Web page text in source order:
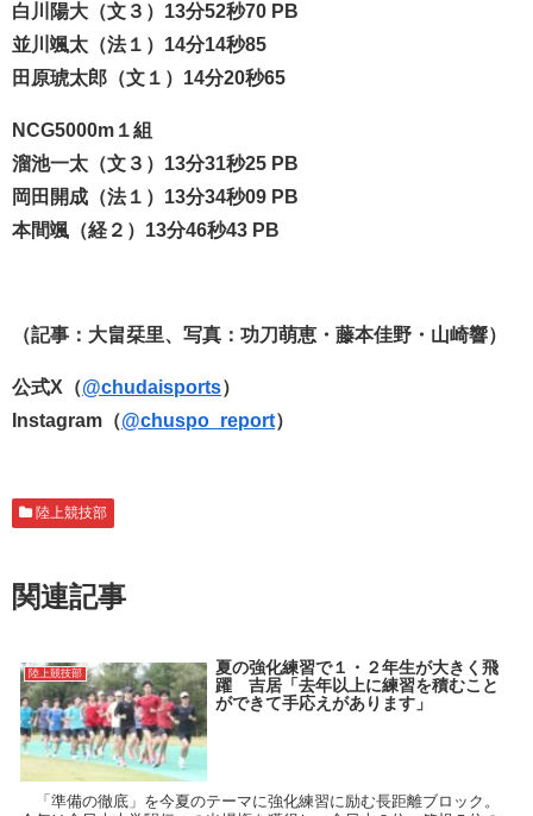
白川陽大（文３）13分52秒70 PB
並川颯太（法１）14分14秒85
田原琥太郎（文１）14分20秒65
NCG5000m１組
溜池一太（文３）13分31秒25 PB
岡田開成（法１）13分34秒09 PB
本間颯（経２）13分46秒43 PB
（記事：大畠栞里、写真：功刀萌恵・藤本佳野・山崎響）
公式X（@chudaisports）
Instagram（@chuspo_report）
陸上競技部
関連記事
陸上競技部
夏の強化練習で１・２年生が大きく飛
躍 吉居「去年以上に練習を積むこと
ができて手応えがあります」
「準備の徹底」を今夏のテーマに強化練習に励む長距離ブロック。